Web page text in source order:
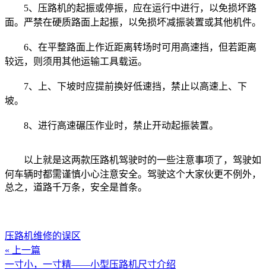
5、压路机的起振或停振，应在运行中进行，以免损坏路
面。严禁在硬质路面上起振，以免损坏减振装置或其他机件。
6、在平整路面上作近距离转场时可用高速挡，但若距离
较远，则须用其他运输工具载运。
7、上、下坡时应提前换好低速挡，禁止以高速上、下
坡。
8、进行高速碾压作业时，禁止开动起振装置。
以上就是这两款压路机驾驶时的一些注意事项了，驾驶如
何车辆时都需谨慎小心注意安全。驾驶这个大家伙更不例外，
总之，道路千万条，安全是首条。
压路机维修的误区
« 上一篇
一寸小，一寸精——小型压路机尺寸介绍